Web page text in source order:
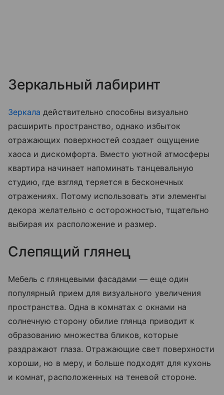
Зеркальный лабиринт
Зеркала действительно способны визуально
расширить пространство, однако избыток
отражающих поверхностей создает ощущение
хаоса и дискомфорта. Вместо уютной атмосферы
квартира начинает напоминать танцевальную
студию, где взгляд теряется в бесконечных
отражениях. Потому использовать эти элементы
декора желательно с осторожностью, тщательно
выбирая их расположение и размер.
Слепящий глянец
Мебель с глянцевыми фасадами — еще один
популярный прием для визуального увеличения
пространства. Одна в комнатах с окнами на
солнечную сторону обилие глянца приводит к
образованию множества бликов, которые
раздражают глаза. Отражающие свет поверхности
хороши, но в меру, и больше подходят для кухонь
и комнат, расположенных на теневой стороне.